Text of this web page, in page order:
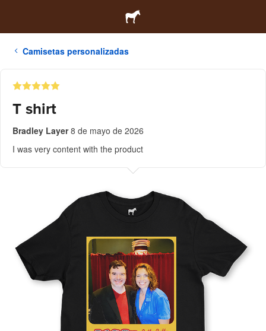
Camisetas personalizadas
T shirt
Bradley Layer 8 de mayo de 2026
I was very content with the product